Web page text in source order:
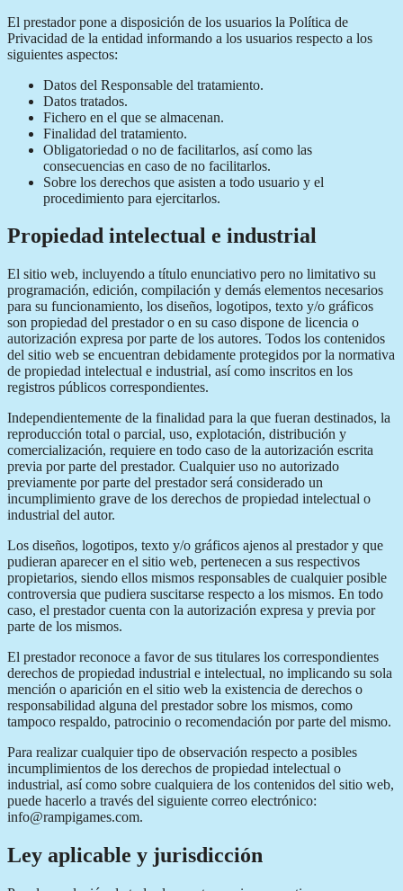
El prestador pone a disposición de los usuarios la Política de
Privacidad de la entidad informando a los usuarios respecto a los
siguientes aspectos:
Datos del Responsable del tratamiento.
Datos tratados.
Fichero en el que se almacenan.
Finalidad del tratamiento.
Obligatoriedad o no de facilitarlos, así como las
consecuencias en caso de no facilitarlos.
Sobre los derechos que asisten a todo usuario y el
procedimiento para ejercitarlos.
Propiedad intelectual e industrial
El sitio web, incluyendo a título enunciativo pero no limitativo su
programación, edición, compilación y demás elementos necesarios
para su funcionamiento, los diseños, logotipos, texto y/o gráficos
son propiedad del prestador o en su caso dispone de licencia o
autorización expresa por parte de los autores. Todos los contenidos
del sitio web se encuentran debidamente protegidos por la normativa
de propiedad intelectual e industrial, así como inscritos en los
registros públicos correspondientes.
Independientemente de la finalidad para la que fueran destinados, la
reproducción total o parcial, uso, explotación, distribución y
comercialización, requiere en todo caso de la autorización escrita
previa por parte del prestador. Cualquier uso no autorizado
previamente por parte del prestador será considerado un
incumplimiento grave de los derechos de propiedad intelectual o
industrial del autor.
Los diseños, logotipos, texto y/o gráficos ajenos al prestador y que
pudieran aparecer en el sitio web, pertenecen a sus respectivos
propietarios, siendo ellos mismos responsables de cualquier posible
controversia que pudiera suscitarse respecto a los mismos. En todo
caso, el prestador cuenta con la autorización expresa y previa por
parte de los mismos.
El prestador reconoce a favor de sus titulares los correspondientes
derechos de propiedad industrial e intelectual, no implicando su sola
mención o aparición en el sitio web la existencia de derechos o
responsabilidad alguna del prestador sobre los mismos, como
tampoco respaldo, patrocinio o recomendación por parte del mismo.
Para realizar cualquier tipo de observación respecto a posibles
incumplimientos de los derechos de propiedad intelectual o
industrial, así como sobre cualquiera de los contenidos del sitio web,
puede hacerlo a través del siguiente correo electrónico:
info@rampigames.com.
Ley aplicable y jurisdicción